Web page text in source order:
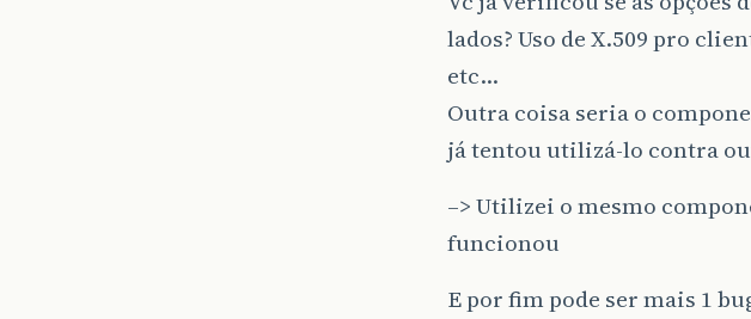
lados? Uso de X.509 pro
etc…
Outra coisa seria o
já tentou utilizá-lo contra
–> Utilizei o mesmo
funcionou
E por fim pode ser mais 1